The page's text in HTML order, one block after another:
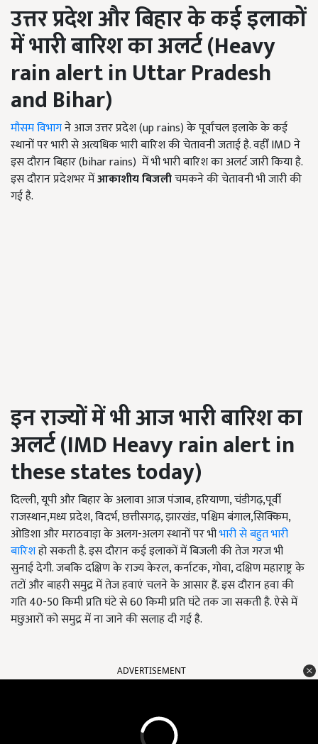
उत्तर प्रदेश और बिहार के कई इलाकों
में भारी बारिश का अलर्ट (Heavy
rain alert in Uttar Pradesh
and Bihar)
मौसम विभागने आज उत्तर प्रदेश (up rains) के पूर्वांचल इलाके के कई
स्थानों पर भारी से अत्यधिक भारी बारिश की चेतावनी जताई है. वहीँ IMD ने
इस दौरान बिहार (bihar rains) में भी भारी बारिश का अलर्ट जारी किया है.
इस दौरान प्रदेशभर मेंआकाशीय बिजलीचमकने की चेतावनी भी जारी की
गई है.
इन राज्यों में भी आज भारी बारिश का
अलर्ट (IMDHeavy rain alert in
these states today)
दिल्ली, यूपी और बिहार के अलावा आज पंजाब, हरियाणा, चंडीगढ़,पूर्वी
राजस्थान,मध्य प्रदेश, विदर्भ, छत्तीसगढ़, झारखंड, पश्चिम बंगाल,सिक्किम,
ओडिशा और मराठवाड़ा के अलग-अलग स्थानों पर भीभारी से बहुत भारी
बारिशहो सकती है. इस दौरान कई इलाकों में बिजली की तेज गरज भी
सुनाई देगी. जबकि दक्षिण के राज्य केरल, कर्नाटक, गोवा, दक्षिण महाराष्ट्र के
तटों और बाहरी समुद्र में तेज हवाएं चलने के आसार हैं. इस दौरान हवा की
गति 40-50 किमी प्रति घंटे से 60 किमी प्रति घंटे तक जा सकती है. ऐसे में
मछुआरों को समुद्र में ना जाने की सलाह दी गई है.
ADVERTISEMENT